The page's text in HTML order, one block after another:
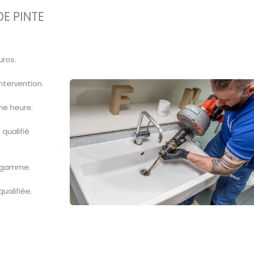
PINTE
heure.
qualifié